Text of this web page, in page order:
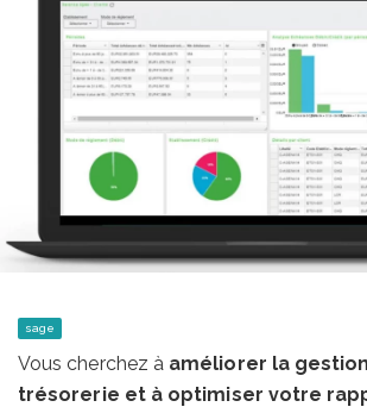
sage
Vous cherchez à améliorer la
trésorerie et à optimiser votre